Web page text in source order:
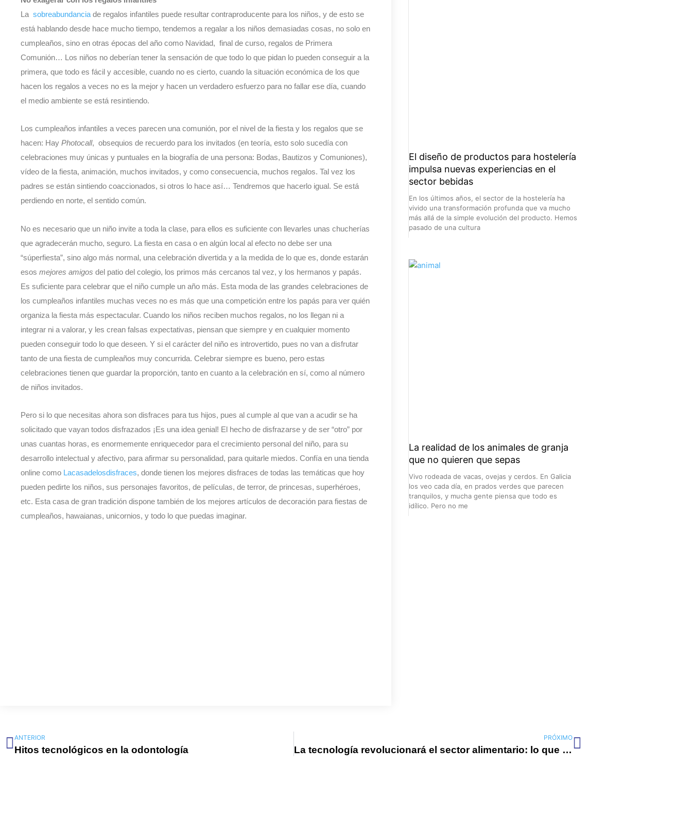
La sobreabundancia de regalos infantiles puede resultar contraproducente para los niños, y de esto se
está hablando desde hace mucho tiempo, tendemos a regalar a los niños demasiadas cosas, no solo en
cumpleaños, sino en otras épocas del año como Navidad, final de curso, regalos de Primera
Comunión… Los niños no deberían tener la sensación de que todo lo que pidan lo pueden conseguir a la
primera, que todo es fácil y accesible, cuando no es cierto, cuando la situación económica de los que
hacen los regalos a veces no es la mejor y hacen un verdadero esfuerzo para no fallar ese día, cuando
el medio ambiente se está resintiendo.
Los cumpleaños infantiles a veces parecen una comunión, por el nivel de la fiesta y los regalos que se
hacen: Hay Photocall, obsequios de recuerdo para los invitados (en teoría, esto solo sucedía con
celebraciones muy únicas y puntuales en la biografía de una persona: Bodas, Bautizos y Comuniones),
vídeo de la fiesta, animación, muchos invitados, y como consecuencia, muchos regalos. Tal vez los
padres se están sintiendo coaccionados, si otros lo hace así… Tendremos que hacerlo igual. Se está
perdiendo en norte, el sentido común.
No es necesario que un niño invite a toda la clase, para ellos es suficiente con llevarles unas chucherías
que agradecerán mucho, seguro. La fiesta en casa o en algún local al efecto no debe ser una
“súperfiesta”, sino algo más normal, una celebración divertida y a la medida de lo que es, donde estarán
esos mejores amigos del patio del colegio, los primos más cercanos tal vez, y los hermanos y papás.
Es suficiente para celebrar que el niño cumple un año más. Esta moda de las grandes celebraciones de
los cumpleaños infantiles muchas veces no es más que una competición entre los papás para ver quién
organiza la fiesta más espectacular. Cuando los niños reciben muchos regalos, no los llegan ni a
integrar ni a valorar, y les crean falsas expectativas, piensan que siempre y en cualquier momento
pueden conseguir todo lo que deseen. Y si el carácter del niño es introvertido, pues no van a disfrutar
tanto de una fiesta de cumpleaños muy concurrida. Celebrar siempre es bueno, pero estas
celebraciones tienen que guardar la proporción, tanto en cuanto a la celebración en sí, como al número
de niños invitados.
Pero si lo que necesitas ahora son disfraces para tus hijos, pues al cumple al que van a acudir se ha
solicitado que vayan todos disfrazados ¡Es una idea genial! El hecho de disfrazarse y de ser “otro” por
unas cuantas horas, es enormemente enriquecedor para el crecimiento personal del niño, para su
desarrollo intelectual y afectivo, para afirmar su personalidad, para quitarle miedos. Confía en una tienda
online como Lacasadelosdisfraces, donde tienen los mejores disfraces de todas las temáticas que hoy
pueden pedirte los niños, sus personajes favoritos, de películas, de terror, de princesas, superhéroes,
etc. Esta casa de gran tradición dispone también de los mejores artículos de decoración para fiestas de
cumpleaños, hawaianas, unicornios, y todo lo que puedas imaginar.
El diseño de productos para hostelería
impulsa nuevas experiencias en el
sector bebidas
En los últimos años, el sector de la hostelería ha
vivido una transformación profunda que va mucho
más allá de la simple evolución del producto. Hemos
pasado de una cultura
La realidad de los animales de granja
que no quieren que sepas
Vivo rodeada de vacas, ovejas y cerdos. En Galicia
los veo cada día, en prados verdes que parecen
tranquilos, y mucha gente piensa que todo es
idílico. Pero no me
Ant
ANTERIOR
Hitos tecnológicos en la odontología
PRÓXIMO
La tecnología revolucionará el sector alimentario: lo que está por venir
Siguiente